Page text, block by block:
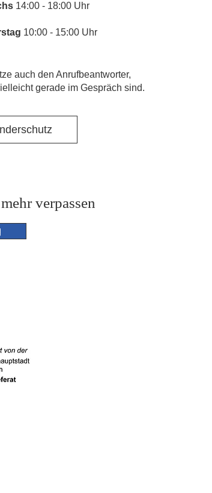
14:00 - 18:00 Uhr
10:00 - 15:00 Uhr
auch den Anrufbeantworter,
gerade im Gespräch sind.
verpassen